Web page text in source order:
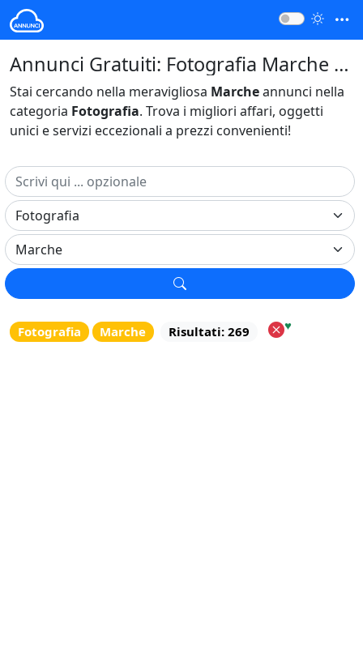
Annunci Gratuiti: Fotografia Marche Italia
Stai cercando nella meravigliosa Marcheannunci nella
categoria Fotografia. Trova i migliori affari, oggetti
unici e servizi eccezionali a prezzi convenienti!
Fotografia Marche Risultati: 269 ♥